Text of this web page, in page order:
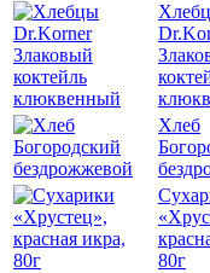
Хлеб
80г